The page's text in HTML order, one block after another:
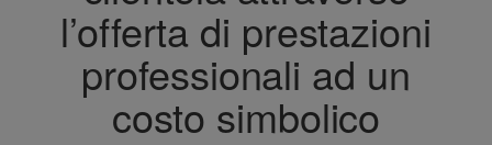
l’offerta di prestazioni
professionali ad un
costo simbolico